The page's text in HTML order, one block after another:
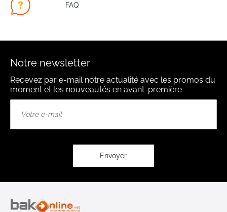
FAQ
Notre newsletter
Recevez par e-mail notre actualité avec les promos du
moment et les nouveautés en avant-première
Envoyer